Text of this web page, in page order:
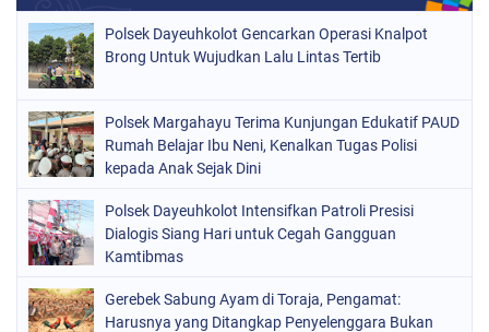
Polsek Dayeuhkolot Gencarkan Operasi Knalpot
Brong Untuk Wujudkan Lalu Lintas Tertib
Polsek Margahayu Terima Kunjungan Edukatif PAUD
Rumah Belajar Ibu Neni, Kenalkan Tugas Polisi
kepada Anak Sejak Dini
Polsek Dayeuhkolot Intensifkan Patroli Presisi
Dialogis Siang Hari untuk Cegah Gangguan
Kamtibmas
Gerebek Sabung Ayam di Toraja, Pengamat:
Harusnya yang Ditangkap Penyelenggara Bukan